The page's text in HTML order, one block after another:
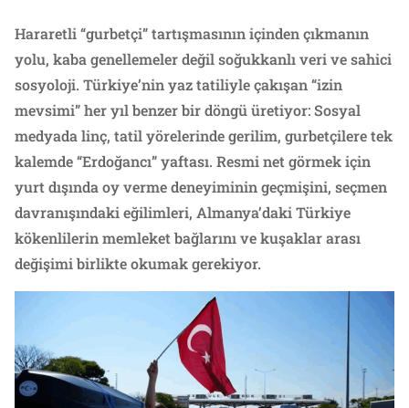
Hararetli “gurbetçi” tartışmasının içinden çıkmanın
yolu, kaba genellemeler değil soğukkanlı veri ve sahici
sosyoloji. Türkiye’nin yaz tatiliyle çakışan “izin
mevsimi” her yıl benzer bir döngü üretiyor: Sosyal
medyada linç, tatil yörelerinde gerilim, gurbetçilere tek
kalemde “Erdoğancı” yaftası. Resmi net görmek için
yurt dışında oy verme deneyiminin geçmişini, seçmen
davranışındaki eğilimleri, Almanya’daki Türkiye
kökenlilerin memleket bağlarını ve kuşaklar arası
değişimi birlikte okumak gerekiyor.